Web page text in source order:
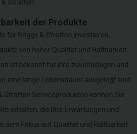
Stratton.
der Produkte
für Briggs & Stratton investieren,
von hoher Qualität und Haltbarkeit
ist bekannt für ihre zuverlässigen und
eine lange Lebensdauer ausgelegt sind.
Stratton Serviceprodukten können Sie
erhalten, die Ihre Erwartungen und
dem Fokus auf Qualität und Haltbarkeit